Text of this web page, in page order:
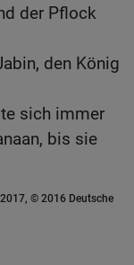
der Pflock
den König
sich immer
bis sie
© 2016 Deutsche